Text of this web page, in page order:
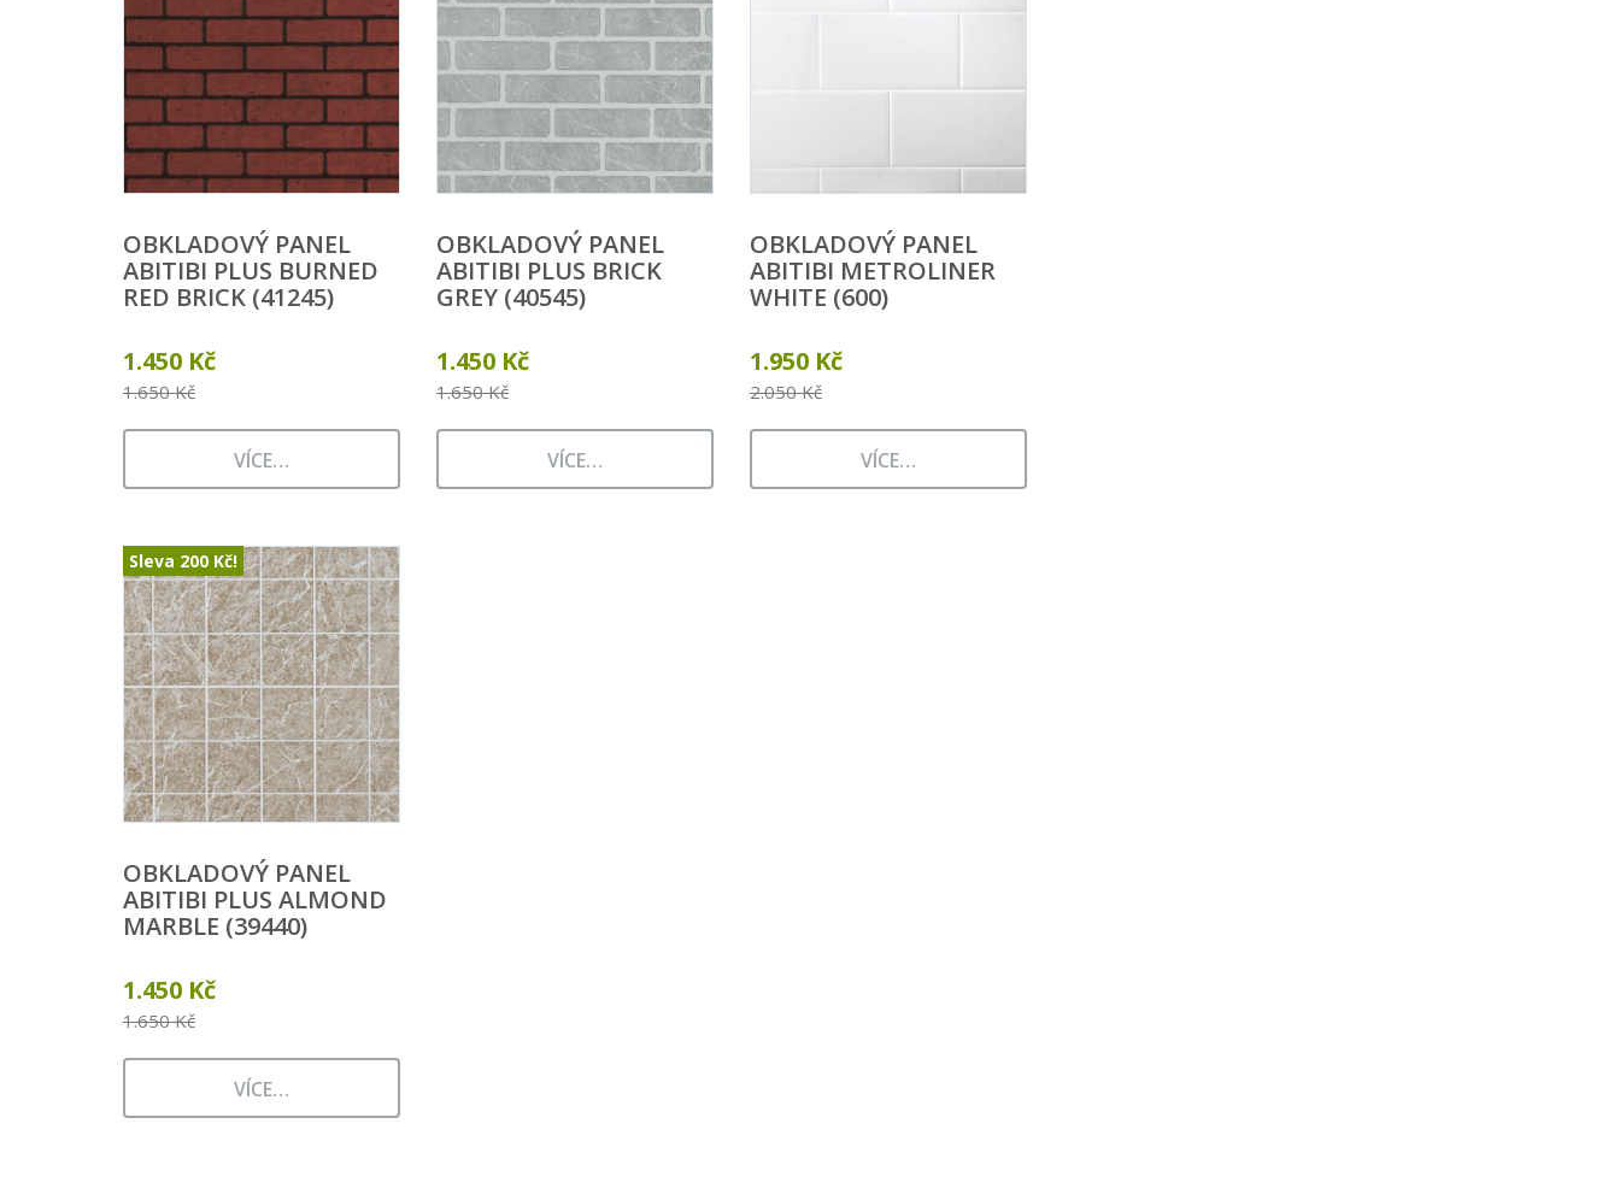
OBKLADOVÝ PANEL
ABITIBI PLUS BURNED
RED BRICK (41245)
1.650 Kč
1.450 Kč
VÍCE…
OBKLADOVÝ PANEL
ABITIBI PLUS BRICK
GREY (40545)
1.650 Kč
1.450 Kč
VÍCE…
OBKLADOVÝ PANEL
ABITIBI METROLINER
WHITE (600)
2.050 Kč
1.950 Kč
VÍCE…
Sleva 200 Kč!
OBKLADOVÝ PANEL
ABITIBI PLUS ALMOND
MARBLE (39440)
1.650 Kč
1.450 Kč
VÍCE…